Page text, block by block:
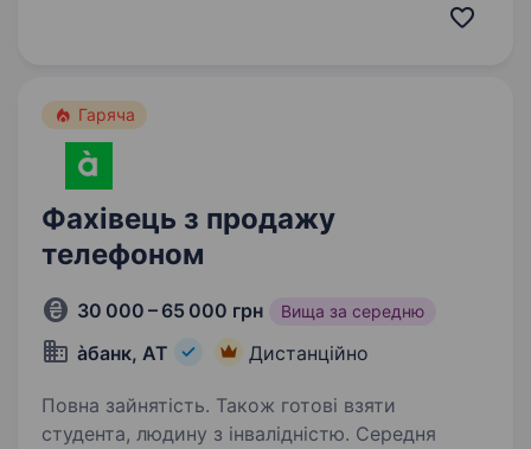
з товарами побутової техніки, товарами для
Гаряча
Фахівець з продажу
телефоном
30 000 – 65 000 грн Вища за середню
àбанк, АТ Дистанційно
Повна зайнятість. Також готові взяти
студента, людину з інвалідністю. Середня